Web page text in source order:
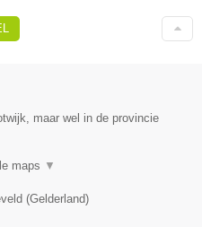
maar wel in de provincie
maps ▼
(Gelderland)